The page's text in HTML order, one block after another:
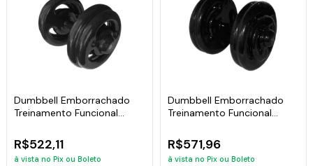
Dumbbell Emborrachado
Treinamento Funcional
R$522,11
à vista no Pix ou Boleto
Dumbbell Emborrachado
Treinamento Funcional
R$571,96
à vista no Pix ou Boleto